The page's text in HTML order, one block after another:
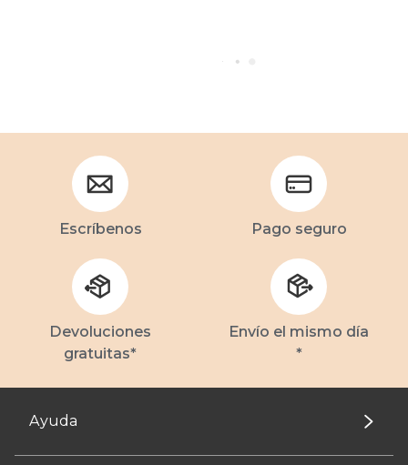
Escríbenos Pago seguro
Devoluciones
gratuitas*
Envío el mismo día
*
Ayuda